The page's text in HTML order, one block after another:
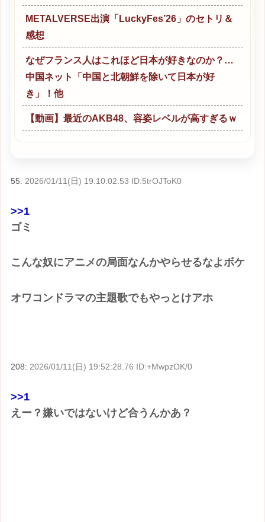
METALVERSE出演「LuckyFes’26」のセトリ＆
感想
なぜフランス人はこれほど日本が好きなのか？…
中国ネット「中国と北朝鮮を除いて日本が好
き」！他
【動画】最近のAKB48、容姿レベルが高すぎるｗ
55: 2026/01/11(日) 19:10:02.53 ID:5trOJToK0
>>1
ゴミ
こんな奴にアニメの局面なんかやらせるなよボケ
オワコンドラマの主題歌でもやっとけアホ
208: 2026/01/11(日) 19:52:28.76 ID:+MwpzOK/0
>>1
えー？嫌いではないけど合うんかあ？